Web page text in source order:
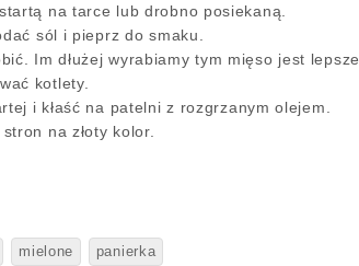
na tarce lub drobno posiekaną.
sól i pieprz do smaku.
Im dłużej wyrabiamy tym mięso jest lepsze.
kotlety.
i kłaść na patelni z rozgrzanym olejem.
na złoty kolor.
mielone panierka